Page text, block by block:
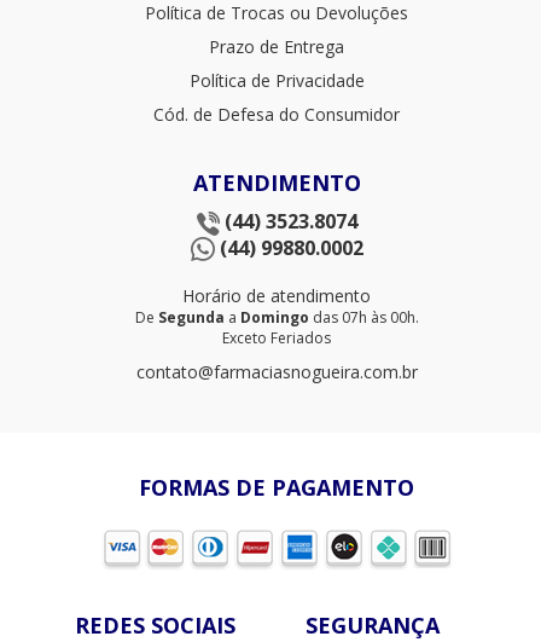
Política de Trocas ou Devoluções
Prazo de Entrega
Política de Privacidade
Cód. de Defesa do Consumidor
ATENDIMENTO
(44) 3523.8074
(44) 99880.0002
Horário de atendimento
De Segunda a Domingo das 07h às 00h.
Exceto Feriados
contato@farmaciasnogueira.com.br
FORMAS DE PAGAMENTO
REDES SOCIAIS SEGURANÇA